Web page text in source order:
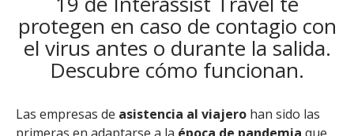
protegen en caso de contagio con
el virus antes o durante la salida.
Descubre cómo funcionan.
Las empresas de asistencia al viajero han sido las